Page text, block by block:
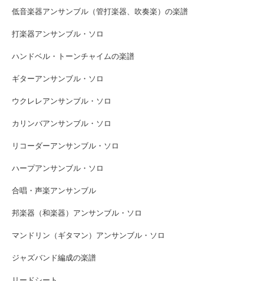
低音楽器アンサンブル（管打楽器、吹奏楽）の楽譜
打楽器アンサンブル・ソロ
ハンドベル・トーンチャイムの楽譜
ギターアンサンブル・ソロ
ウクレレアンサンブル・ソロ
カリンバアンサンブル・ソロ
リコーダーアンサンブル・ソロ
ハープアンサンブル・ソロ
合唱・声楽アンサンブル
邦楽器（和楽器）アンサンブル・ソロ
マンドリン（ギタマン）アンサンブル・ソロ
ジャズバンド編成の楽譜